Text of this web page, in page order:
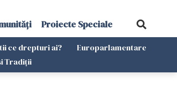
Proiecte Speciale
ce drepturi ai?
Europarlamentare
Tradiții